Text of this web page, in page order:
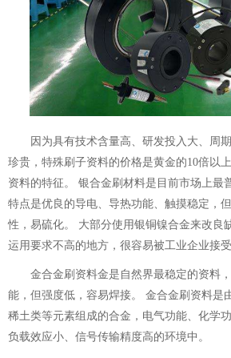
因为具有技术含量高、研发投入大、周期
珍贵，特殊刷子资料的价格是黄金的10倍以
资料的特征。 银合金刷材料是目前市场上最
特点是优良的导电、导热功能、触摸稳定，
性，易硫化。 大部分使用银铜镍合金来改良
运用要求不高的地方，很容易被工业企业接受
金合金刷资料金是自然界最稳定的资料，
能，但强度低，容易焊接。 金合金刷资料是
稀土类等元素组成的合金，电气功能、化学
负载效应小、信号传输精度高的环境中。